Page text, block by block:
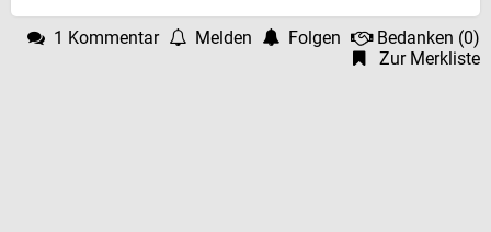
1 Kommentar Melden Folgen Bedanken (0)
Zur Merkliste